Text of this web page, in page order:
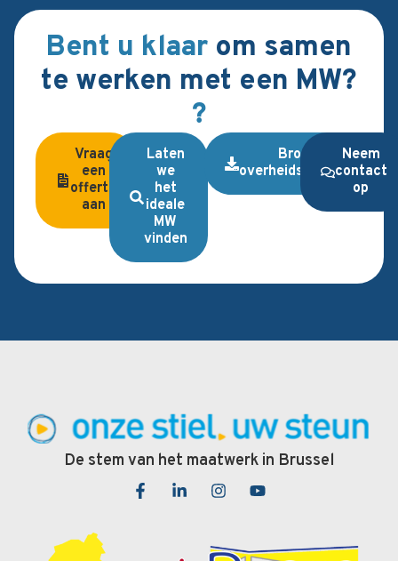
Bent u klaar om samen
te werken met een MW?
?
Vraag
een
offerte
aan
Laten
we
het
ideale
MW
vinden
Brochure
overheidsopdrachten
Neem
contact
op
De stem van het maatwerk in Brussel